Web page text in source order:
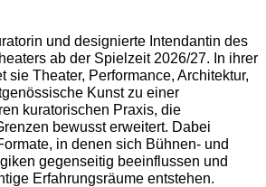
und designierte Intendantin des
ab der Spielzeit 2026/27. In ihrer
sie Theater, Performance, Architektur,
Kunst zu einer
kuratorischen Praxis, die
bewusst erweitert. Dabei
in denen sich Bühnen- und
gegenseitig beeinflussen und
Erfahrungsräume entstehen.